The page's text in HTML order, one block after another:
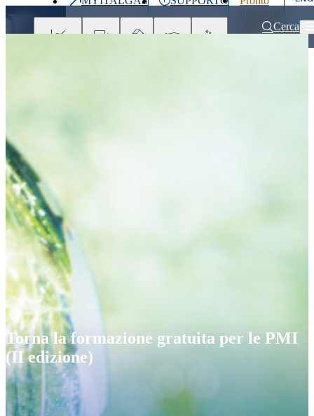
Ultimo
800 900Cerca
Torna la formazione gratuita per le PMI
(II edizione)